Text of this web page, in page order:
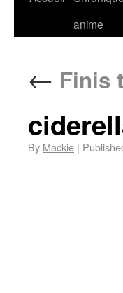
anime
← Finis
By Mackie |